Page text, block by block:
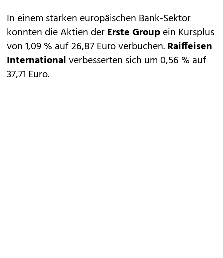
In einem starken europäischen Bank-Sektor
konnten die Aktien derErste Groupein Kursplus
von 1,09 % auf 26,87 Euro verbuchen.Raiffeisen
Internationalverbesserten sich um 0,56 % auf
37,71 Euro.